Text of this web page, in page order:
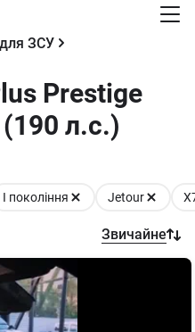
ЗСУ
Prestige
л.с.)
I покоління Jetour
Звичайне